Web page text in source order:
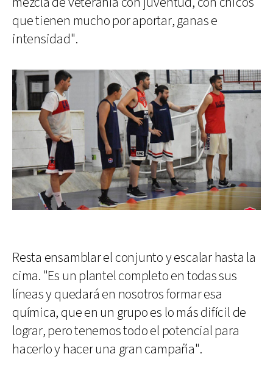
que tienen mucho por aportar, ganas e
intensidad".
Resta ensamblar el conjunto y escalar hasta la
cima. "Es un plantel completo en todas sus
líneas y quedará en nosotros formar esa
química, que en un grupo es lo más difícil de
lograr, pero tenemos todo el potencial para
hacerlo y hacer una gran campaña".